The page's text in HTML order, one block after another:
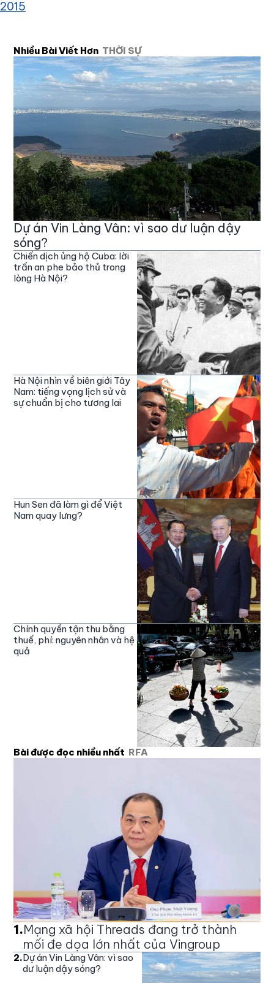
2015
Nhiều Bài Viết Hơn THỜI SỰ
Dự án Vin Làng Vân: vì sao dư luận dậy
sóng?
Chiến dịch ủng hộ Cuba: lời
trấn an phe bảo thủ trong
lòng Hà Nội?
Hà Nội nhìn về biên giới Tây
Nam: tiếng vọng lịch sử và
sự chuẩn bị cho tương lai
Hun Sen đã làm gì để Việt
Nam quay lưng?
Chính quyền tận thu bằng
thuế, phí: nguyên nhân và hệ
quả
Bài được đọc nhiều nhất RFA
1.Mạng xã hội Threads đang trở thành
mối đe dọa lớn nhất của Vingroup
2.Dự án Vin Làng Vân: vì sao
dư luận dậy sóng?